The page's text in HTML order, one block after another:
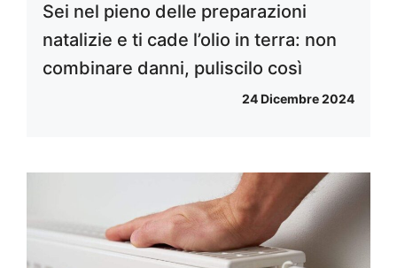
Sei nel pieno delle preparazioni
natalizie e ti cade l’olio in terra: non
combinare danni, puliscilo così
24 Dicembre 2024